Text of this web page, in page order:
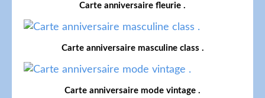
Carte anniversaire fleurie .
Carte anniversaire masculine class .
Carte anniversaire mode vintage .